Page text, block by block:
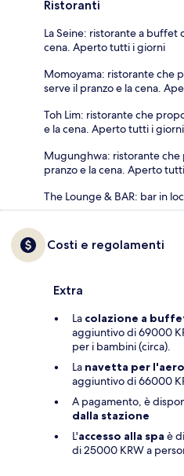
Ristoranti
La Seine: ristorante a buffet
cena. Aperto tutti i giorni
Momoyama: ristorante che
serve il pranzo e la cena.
Toh Lim: ristorante che
e la cena. Aperto tutti i giorni
Mugunghwa: ristorante che
pranzo e la cena. Aperto
The Lounge & BAR: bar in
Costi e regolamenti
Extra
La colazione a
aggiuntivo di 69000
per i bambini (circa).
La navetta per
aggiuntivo di 66000
A pagamento, è
dalla stazione
L'accesso alla spa è
di 25000 KRW a